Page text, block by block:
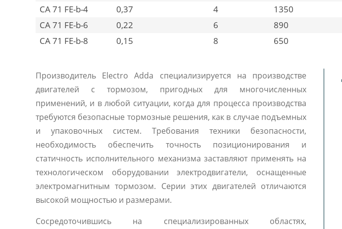
CA 71 FE-b-4 0,37 4 1350
CA 71 FE-b-6 0,22 6 890
CA 71 FE-b-8 0,15 8 650
Производитель Electro Adda специализируется на производстве
двигателей с тормозом, пригодных для многочисленных
применений, и в любой ситуации, когда для процесса производства
требуются безопасные тормозные решения, как в случае подъемных
и упаковочных систем. Требования техники безопасности,
необходимость обеспечить точность позиционирования и
статичность исполнительного механизма заставляют применять на
технологическом оборудовании электродвигатели, оснащенные
электромагнитным тормозом. Серии этих двигателей отличаются
высокой мощностью и размерами.
Сосредоточившись на специализированных областях,